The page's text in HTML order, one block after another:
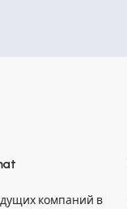
компаний в